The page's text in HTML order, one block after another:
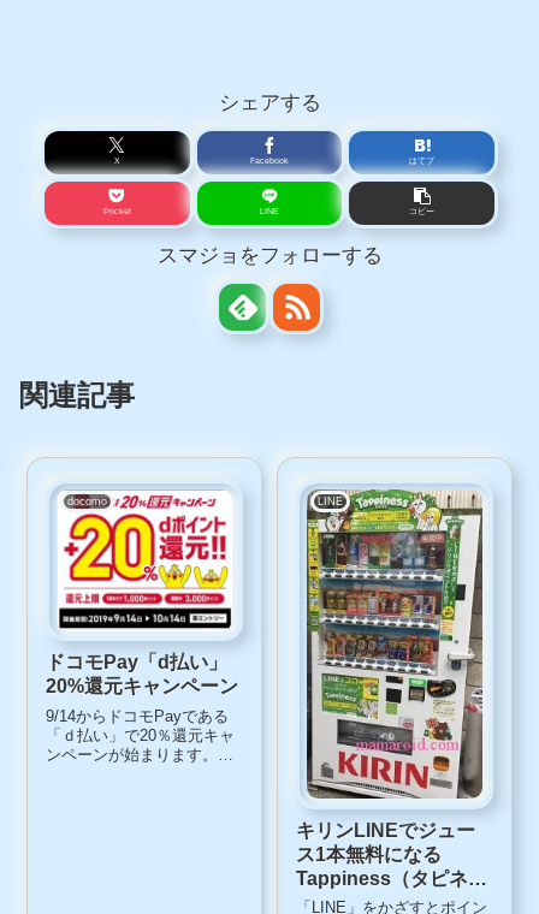
シェアする
X Facebook はてブ
Pocket LINE コピー
スマジョをフォローする
関連記事
docomo
ドコモPay「d払い」
20%還元キャンペーン
9/14からドコモPayである
「ｄ払い」で20％還元キャ
ンペーンが始まります。
LINE
キリンLINEでジュー
ス1本無料になる
Tappiness（タピネ
ス）自販機で買ってみ
「LINE」をかざすとポイン